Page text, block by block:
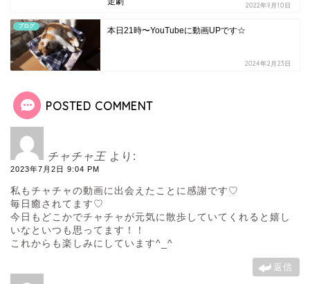
2022年9月10日
ブログ 本日21時〜YouTubeに動画UPです☆
2024年2月23日
POSTED COMMENT
チャチャ王 より:
2023年7月2日 9:04 PM
私もチャチャの動画に出会えたことに感謝です♡
毎日癒されてます♡
今日もどこかでチャチャが元気に散歩していてくれると嬉し
いなといつも思ってます！！
これからも楽しみにしています^_^
返信